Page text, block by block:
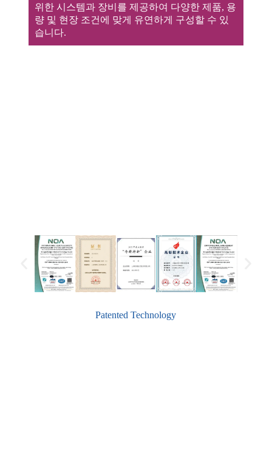
위한 시스템과 장비를 제공하여 다양한 제품, 용
량 및 현장 조건에 맞게 유연하게 구성할 수 있
습니다.
Patented Technology